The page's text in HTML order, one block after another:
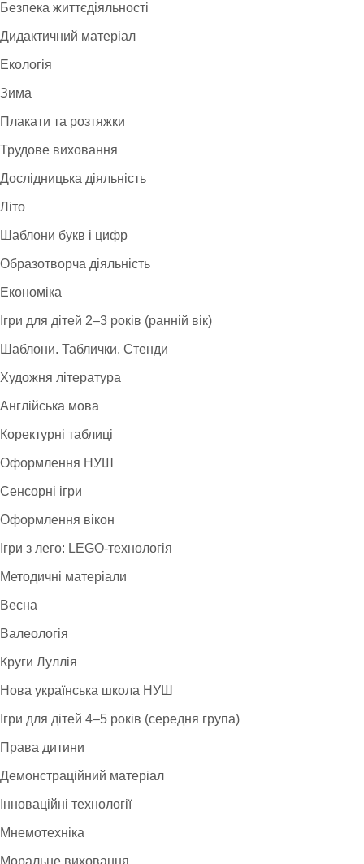
Безпека життєдіяльності
Дидактичний матеріал
Екологія
Зима
Плакати та розтяжки
Трудове виховання
Дослідницька діяльність
Літо
Шаблони букв і цифр
Образотворча діяльність
Економіка
Ігри для дітей 2–3 років (ранній вік)
Шаблони. Таблички. Стенди
Художня література
Англійська мова
Коректурні таблиці
Оформлення НУШ
Сенсорні ігри
Оформлення вікон
Ігри з лего: LEGO-технологія
Методичні матеріали
Весна
Валеологія
Круги Луллія
Нова українська школа НУШ
Ігри для дітей 4–5 років (середня група)
Права дитини
Демонстраційний матеріал
Інноваційні технології
Мнемотехніка
Моральне виховання